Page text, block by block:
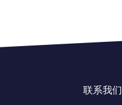
联系我们